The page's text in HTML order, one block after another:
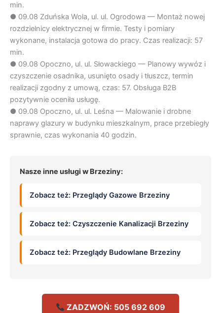
min.
● 09.08 Zduńska Wola, ul. ul. Ogrodowa — Montaż nowej
rozdzielnicy elektrycznej w firmie. Testy i pomiary
wykonane, instalacja gotowa do pracy. Czas realizacji: 57
min.
● 09.08 Opoczno, ul. ul. Słowackiego — Planowy wywóz i
czyszczenie osadnika, usunięto osady i tłuszcz, termin
realizacji zgodny z umową, czas: 57. Obsługa B2B
pozytywnie oceniła usługę.
● 09.08 Opoczno, ul. ul. Leśna — Malowanie i drobne
naprawy glazury w budynku mieszkalnym, prace przebiegły
sprawnie, czas wykonania 40 godzin.
Nasze inne usługi w Brzeziny:
Zobacz też: Przeglądy Gazowe Brzeziny
Zobacz też: Czyszczenie Kanalizacji Brzeziny
Zobacz też: Przeglądy Budowlane Brzeziny
ZADZWOŃ: 505 692 609